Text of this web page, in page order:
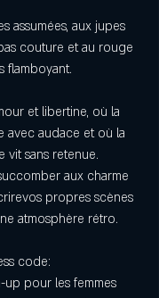
assumées, aux jupes
couture et au rouge
flamboyant.
et libertine, où la
avec audace et où la
vit sans retenue.
aux charme
propres scènes
atmosphère rétro.
code:
up pour les femmes